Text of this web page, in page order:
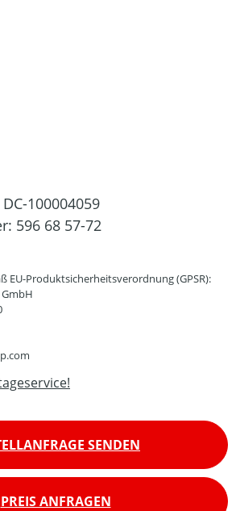
DC-100004059
596 68 57-72
EU-Produktsicherheitsverordnung (GPSR):
SENDEN
PREIS ANFRAGEN